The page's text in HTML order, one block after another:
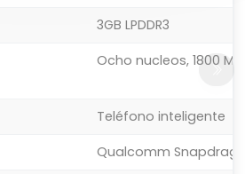
3GB LPDDR3
Ocho nucleos, 1800
Teléfono inteligente
Qualcomm